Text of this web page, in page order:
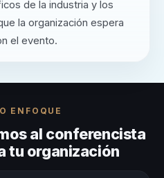
de la industria y los
la organización espera
el evento.
ENFOQUE
al conferencista
tu organización